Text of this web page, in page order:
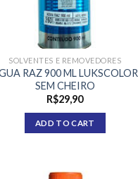
SOLVENTES E REMOVEDORES
RAZ 900 ML LUKSCOLOR
SEM CHEIRO
R$29,90
ADD TO CART